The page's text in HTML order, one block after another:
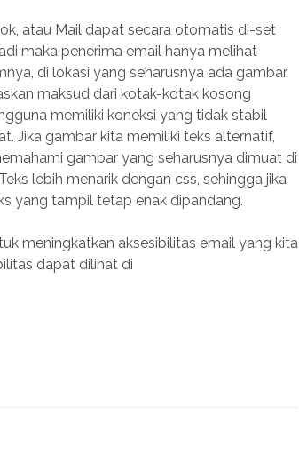
atau Mail dapat secara otomatis di-set
maka penerima email hanya melihat
di lokasi yang seharusnya ada gambar.
maksud dari kotak-kotak kosong
memiliki koneksi yang tidak stabil
Jika gambar kita memiliki teks alternatif,
gambar yang seharusnya dimuat di
lebih menarik dengan css, sehingga jika
yang tampil tetap enak dipandang.
meningkatkan aksesibilitas email yang kita
dapat dilihat di